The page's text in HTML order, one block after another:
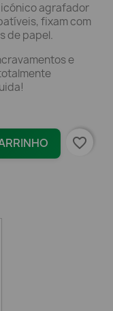
agrafador
fixam com
de papel.
e
favorite_border